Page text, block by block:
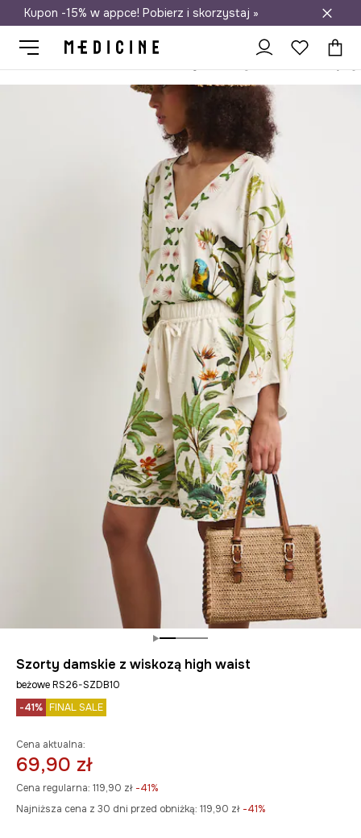
Darmowa dostawa do salonów
Kupon -15% w appce! Pobierz i skorzystaj »
Szorty damskie z wiskozą high waist
beżowe RS26-SZDB10
-41% FINAL SALE
Cena aktualna:
69,90 zł
Cena regularna: 119,90 zł -41%
Najniższa cena z 30 dni przed obniżką: 119,90 zł -41%